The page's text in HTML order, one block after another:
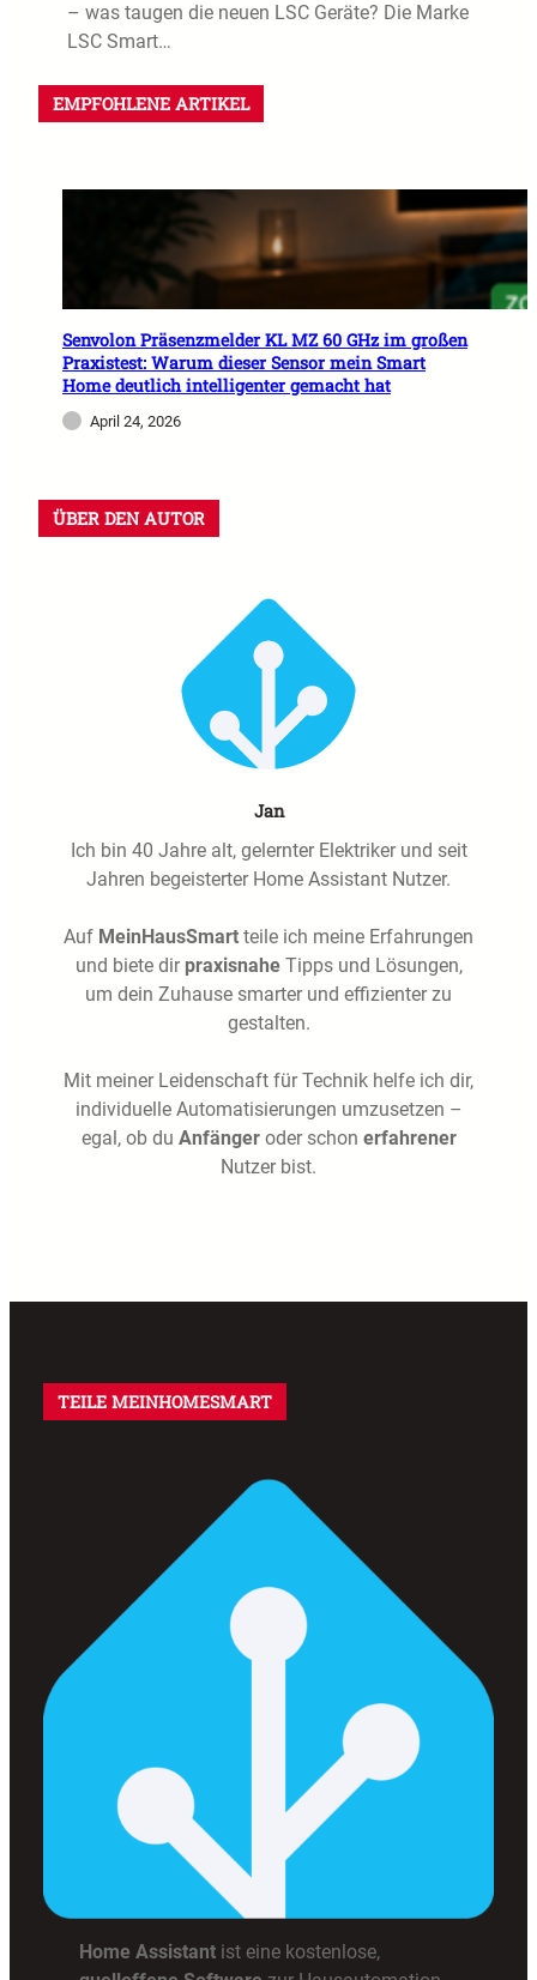
– was taugen die neuen LSC Geräte? Die Marke
LSC Smart…
EMPFOHLENE ARTIKEL
Senvolon Präsenzmelder KL MZ 60 GHz im großen
Praxistest: Warum dieser Sensor mein Smart
Home deutlich intelligenter gemacht hat
April 24, 2026
ÜBER DEN AUTOR
Jan
Ich bin 40 Jahre alt, gelernter Elektriker und seit
Jahren begeisterter Home Assistant Nutzer.
Auf MeinHausSmart teile ich meine Erfahrungen
und biete dir praxisnaheTipps und Lösungen,
um dein Zuhause smarter und effizienter zu
gestalten.
Mit meiner Leidenschaft für Technik helfe ich dir,
individuelle Automatisierungen umzusetzen –
egal, ob du Anfängeroder schon erfahrener
Nutzer bist.
TEILE MEINHOMESMART
Home Assistant ist eine kostenlose,